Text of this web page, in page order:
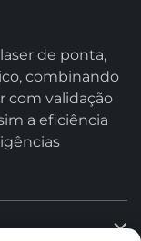
de ponta,
combinando
com validação
a eficiência